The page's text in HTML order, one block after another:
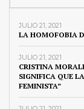
JULIO 21, 2021
LA HOMOFOBIA
JULIO 21, 2021
CRISTINA
SIGNIFICA QUE
FEMINISTA”